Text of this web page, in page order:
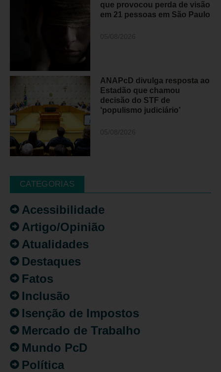
que provocou perda de visão
em 21 pessoas em São Paulo
ANAPcD divulga resposta ao
Estadão que chamou
decisão do STF de
‘populismo judiciário’
CATEGORIAS
Acessibilidade
Artigo/Opinião
Atualidades
Destaques
Fatos
Inclusão
Isenção de Impostos
Mercado de Trabalho
Mundo PcD
Política